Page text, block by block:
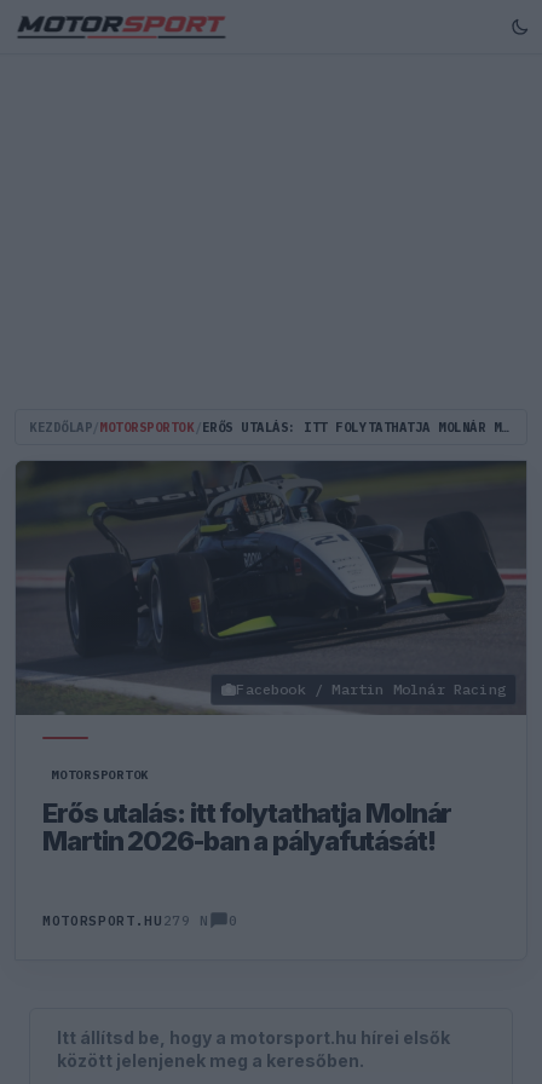
KEZDŐLAP MOTORSPORTOK ERŐS UTALÁS: ITT FOLYTATHATJA MOLNÁR MARTIN 2026-BAN A PÁLYAFUTÁSÁT!
Facebook / Martin Molnár Racing
MOTORSPORTOK
Erős utalás: itt folytathatja Molnár
Martin 2026-ban a pályafutását!
MOTORSPORT.HU 279 N 0
Itt állítsd be, hogy a motorsport.hu hírei elsők
között jelenjenek meg a keresőben.